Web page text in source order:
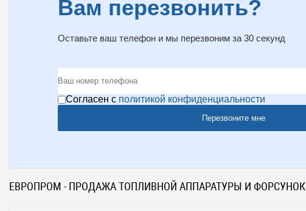
Вам перезвонить?
Оставьте ваш телефон и мы перезвоним за 30 секунд
Согласен с политикой конфиденциальности
Перезвоните мне
ЕВРОПРОМ - ПРОДАЖА ТОПЛИВНОЙ АППАРАТУРЫ И ФОРСУНОК